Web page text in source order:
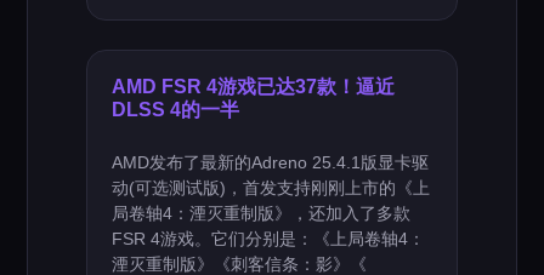
AMD FSR 4游戏已达37款！逼近
DLSS 4的一半
AMD发布了最新的Adreno 25.4.1版显卡驱
动(可选测试版)，首发支持刚刚上市的《上
局卷轴4：湮灭重制版》，还加入了多款
FSR 4游戏。它们分别是：《上局卷轴4：
湮灭重制版》《刺客信条：影》《